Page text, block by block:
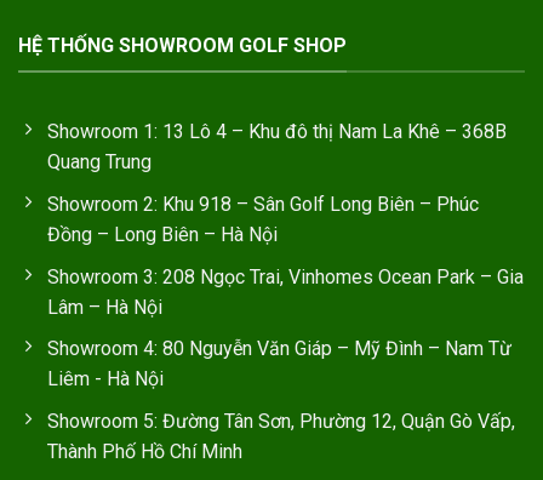
HỆ THỐNG SHOWROOM GOLF SHOP
Showroom 1: 13 Lô 4 – Khu đô thị Nam La Khê – 368B
Quang Trung
Showroom 2: Khu 918 – Sân Golf Long Biên – Phúc
Đồng – Long Biên – Hà Nội
Showroom 3: 208 Ngọc Trai, Vinhomes Ocean Park – Gia
Lâm – Hà Nội
Showroom 4: 80 Nguyễn Văn Giáp – Mỹ Đình – Nam Từ
Liêm - Hà Nội
Showroom 5: Đường Tân Sơn, Phường 12, Quận Gò Vấp,
Thành Phố Hồ Chí Minh